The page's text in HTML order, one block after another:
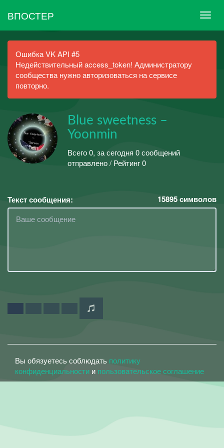
ВПОСТЕР
Ошибка VK API #5
Недействительный access_token! Администратору
сообщества нужно авторизоваться на сервисе
повторно.
Blue sweetness –
Yoonmin
Всего 0, за сегодня 0 сообщений
отправлено / Рейтинг 0
Текст сообщения: 15895символов
Вы обязуетесь соблюдать политику
конфиденциальности и пользовательское соглашение